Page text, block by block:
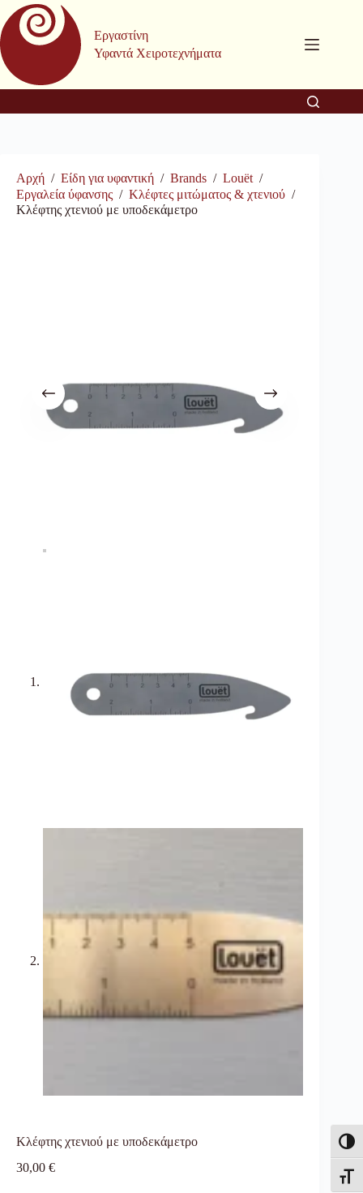
Μετάβαση
στο
περιεχόμενο
Εργαστίνη
Υφαντά Χειροτεχνήματα
Αρχή / Είδη για υφαντική / Brands / Louët /
Εργαλεία ύφανσης / Κλέφτες μιτώματος & χτενιού /
Κλέφτης χτενιού με υποδεκάμετρο
Κλέφτης χτενιού με υποδεκάμετρο
30,00 €